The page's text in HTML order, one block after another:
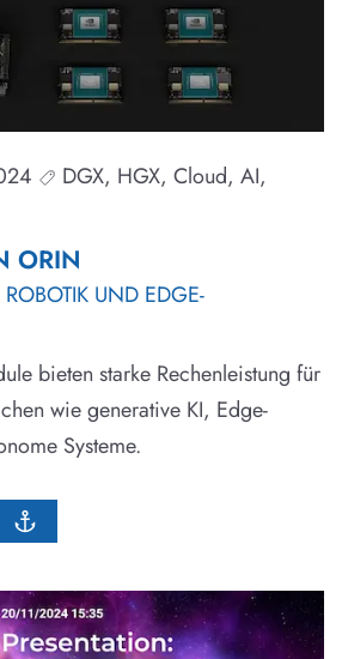
DGX, HGX, Cloud, AI,
ORIN
UND EDGE-
bieten starke Rechenleistung für
wie generative KI, Edge-
Systeme.